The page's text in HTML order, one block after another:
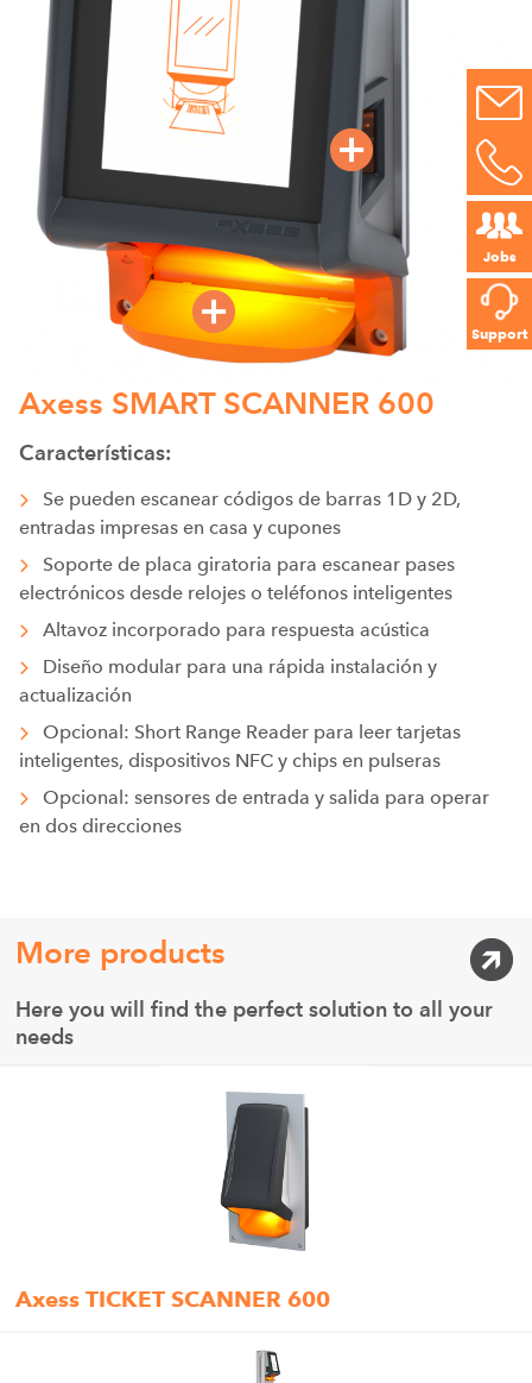
Jobs
Support
Axess SMART SCANNER 600
Características:
Se pueden escanear códigos de barras 1D y 2D,
entradas impresas en casa y cupones
Soporte de placa giratoria para escanear pases
electrónicos desde relojes o teléfonos inteligentes
Altavoz incorporado para respuesta acústica
Diseño modular para una rápida instalación y
actualización
Opcional: Short Range Reader para leer tarjetas
inteligentes, dispositivos NFC y chips en pulseras
Opcional: sensores de entrada y salida para operar
en dos direcciones
More products
Here you will find the perfect solution to all your
needs
Axess TICKET SCANNER 600